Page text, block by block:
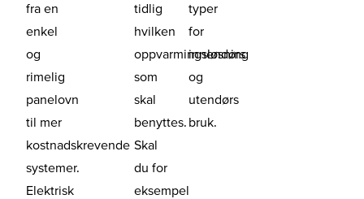
fra en
enkel
og
rimelig
panelovn
til mer
kostnadskrevende
systemer.
Elektrisk
tidlig
hvilken
oppvarmingsløsning
som
skal
benyttes.
Skal
du for
eksempel
typer
for
innendørs
og
utendørs
bruk.